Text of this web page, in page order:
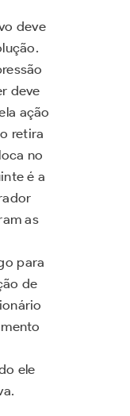
deve
deve
ação
retira
no
é a
as
para
de
ele